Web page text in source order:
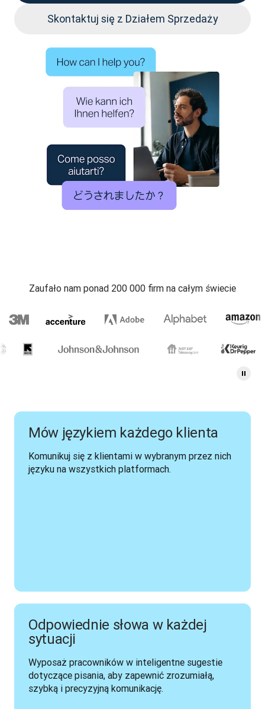
Skontaktuj się z Działem Sprzedaży
Zaufało nam ponad 200 000 firm na całym świecie
Mów językiem każdego klienta
Komunikuj się z klientami w wybranym przez nich
języku na wszystkich platformach.
Odpowiednie słowa w każdej
sytuacji
Wyposaż pracowników w inteligentne sugestie
dotyczące pisania, aby zapewnić zrozumiałą,
szybką i precyzyjną komunikację.